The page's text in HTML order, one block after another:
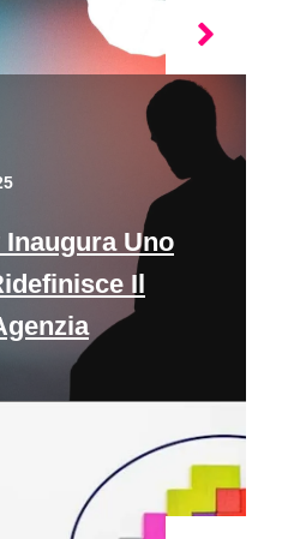
Uno
Il